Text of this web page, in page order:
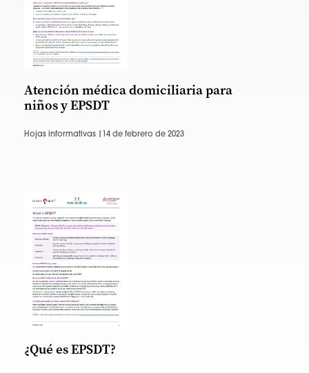
Atención médica domiciliaria para
niños y EPSDT
Hojas informativas | 14 de febrero de 2023
¿Qué es EPSDT?